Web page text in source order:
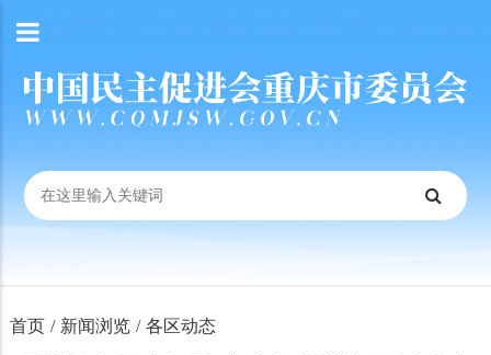
首页 / 新闻浏览 / 各区动态